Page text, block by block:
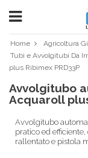
Home Agricoltura
Tubi e Avvolgitubi Da
plus Ribimex PRD33P
Avvolgitubo
Acquaroll
Avvolgitubo
pratico ed
rallentato e pistola